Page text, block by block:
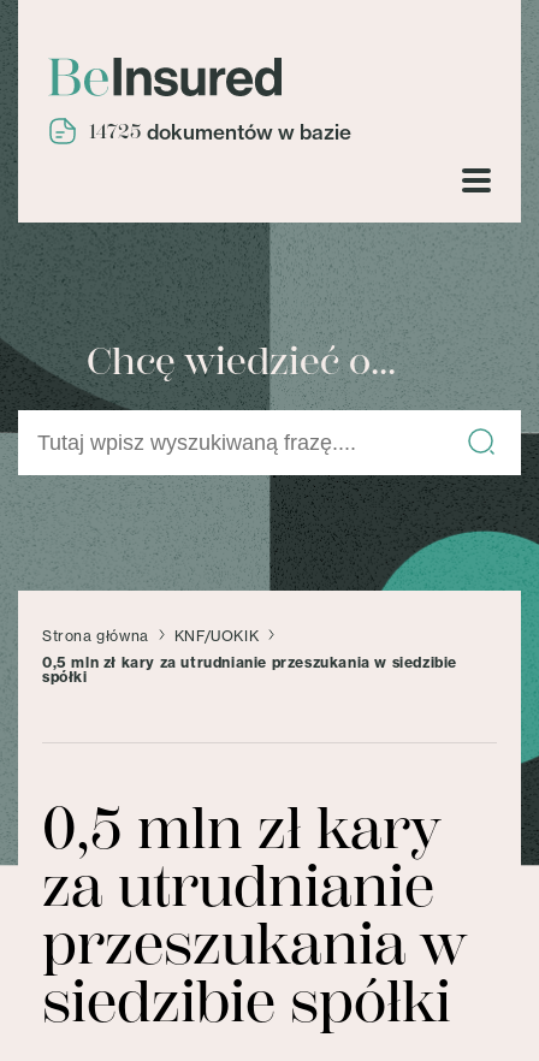
14725 dokumentów w bazie
Chcę wiedzieć o...
Strona główna
KNF/UOKIK
0,5 mln zł kary za utrudnianie przeszukania w siedzibie
spółki
0,5 mln zł kary
za utrudnianie
przeszukania w
siedzibie spółki